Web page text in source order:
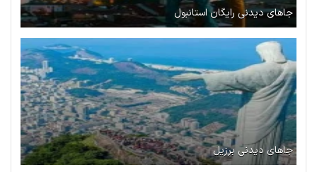
جاهای دیدنی رایگان استانبول
جاهای دیدنی برزیل